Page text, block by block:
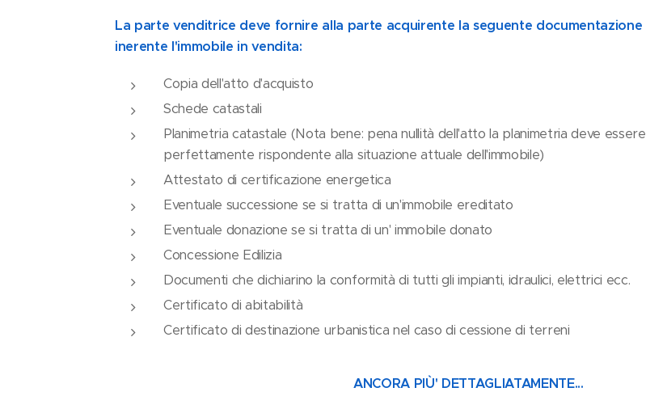
La parte venditrice deve fornire alla parte acquirente la seguente documentazione
inerente l'immobile in vendita:
Copia dell'atto d'acquisto
Schede catastali
Planimetria catastale (Nota bene: pena nullità dell'atto la planimetria deve essere
perfettamente rispondente alla situazione attuale dell'immobile)
Attestato di certificazione energetica
Eventuale successione se si tratta di un'immobile ereditato
Eventuale donazione se si tratta di un' immobile donato
Concessione Edilizia
Documenti che dichiarino la conformità di tutti gli impianti, idraulici, elettrici ecc.
Certificato di abitabilità
Certificato di destinazione urbanistica nel caso di cessione di terreni
ANCORA PIÙ' DETTAGLIATAMENTE...